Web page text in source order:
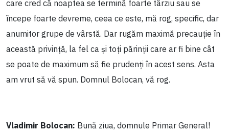
care cred că noaptea se termină foarte târziu sau se
începe foarte devreme, ceea ce este, mă rog, specific, dar
anumitor grupe de vârstă. Dar rugăm maximă precauție în
această privință, la fel ca și toți părinții care ar fi bine cât
se poate de maximum să fie prudenți în acest sens. Asta
am vrut să vă spun. Domnul Bolocan, vă rog.
Vladimir Bolocan: Bună ziua, domnule Primar General!